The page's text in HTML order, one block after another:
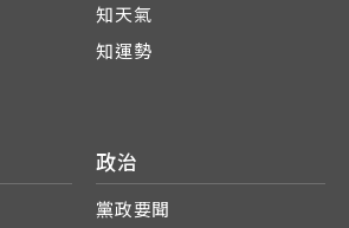
知天氣
知運勢
政治
黨政要聞